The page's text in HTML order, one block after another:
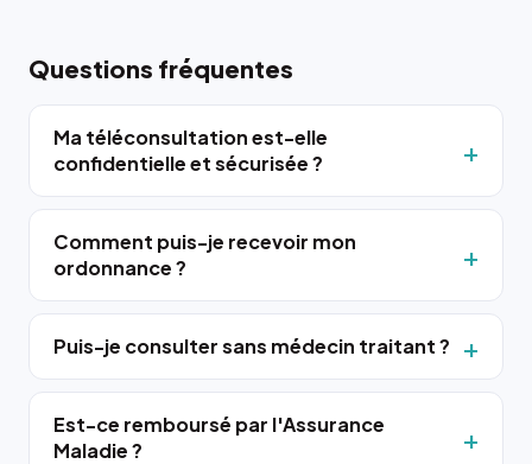
Questions fréquentes
Ma téléconsultation est-elle
confidentielle et sécurisée ?
Comment puis-je recevoir mon
ordonnance ?
Puis-je consulter sans médecin traitant ?
Est-ce remboursé par l'Assurance
Maladie ?